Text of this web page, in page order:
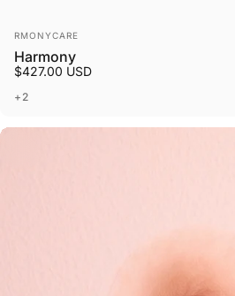
Fornecedor:
RMONYCARE
Harmony
$427.00 USD
+2